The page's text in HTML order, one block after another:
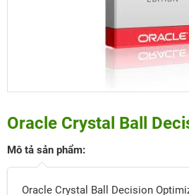
Oracle Crystal Ball
Mô tả sản phẩm:
Oracle Crystal Ball Decision